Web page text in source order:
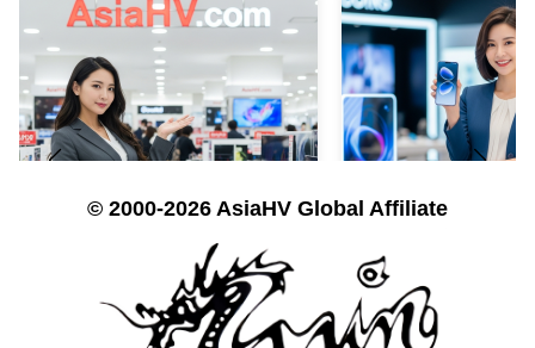
© 2000-2026 AsiaHV Global Affiliate